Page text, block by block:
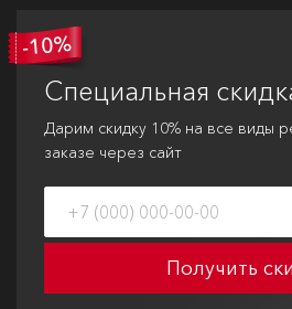
Специальная
Дарим скидку 10% на все виды
заказе через сайт
Получить